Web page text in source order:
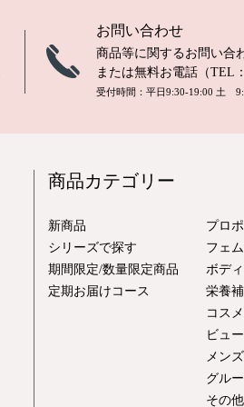
お問い合わせ
商品等に関するお問い合
または無料お電話（TEL：
受付時間：平日9:30-19:00 土
商品カテゴリー
新商品
シリーズで探す
期間限定/数量限定商品
定期お届けコース
プロ
フェ
ボデ
栄養
コス
ビュ
メンズ
グル
その他